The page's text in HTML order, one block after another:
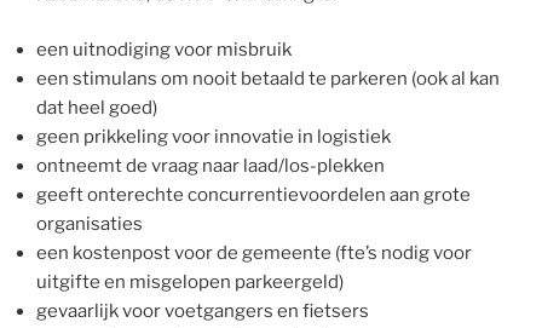
een uitnodiging voor misbruik
een stimulans om nooit betaald te parkeren (ook al kan
dat heel goed)
geen prikkeling voor innovatie in logistiek
ontneemt de vraag naar laad/los-plekken
geeft onterechte concurrentievoordelen aan grote
organisaties
een kostenpost voor de gemeente (fte’s nodig voor
uitgifte en misgelopen parkeergeld)
gevaarlijk voor voetgangers en fietsers